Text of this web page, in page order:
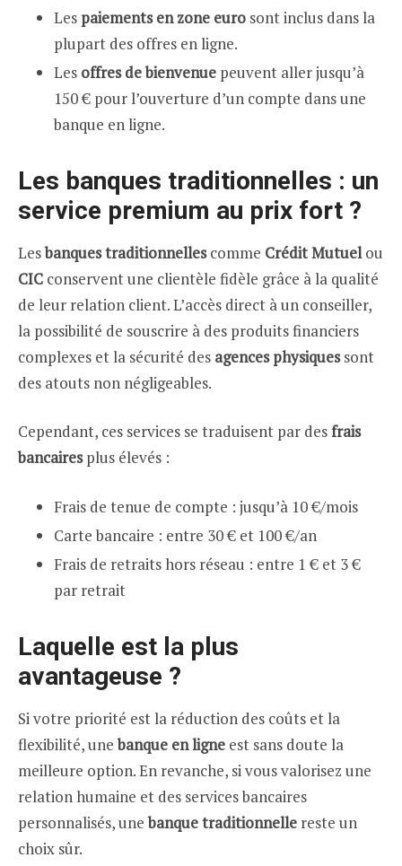
Les paiements en zone euro sont inclus dans la
plupart des offres en ligne.
Les offres de bienvenue peuvent aller jusqu’à
150 € pour l’ouverture d’un compte dans une
banque en ligne.
Les banques traditionnelles : un
service premium au prix fort ?
Lesbanques traditionnellescomme Crédit Mutuel ou
CIC conservent une clientèle fidèle grâce à la qualité
de leur relation client. L’accès direct à un conseiller,
la possibilité de souscrire à des produits financiers
complexes et la sécurité des agences physiquessont
des atouts non négligeables.
Cependant, ces services se traduisent par desfrais
bancairesplus élevés :
Frais de tenue de compte : jusqu’à 10 €/mois
Carte bancaire : entre 30 € et 100 €/an
Frais de retraits hors réseau : entre 1 € et 3 €
par retrait
Laquelle est la plus
avantageuse ?
Si votre priorité est la réduction des coûts et la
flexibilité, unebanque en ligne est sans doute la
meilleure option. En revanche, si vous valorisez une
relation humaine et des services bancaires
personnalisés, unebanque traditionnelle reste un
choix sûr.